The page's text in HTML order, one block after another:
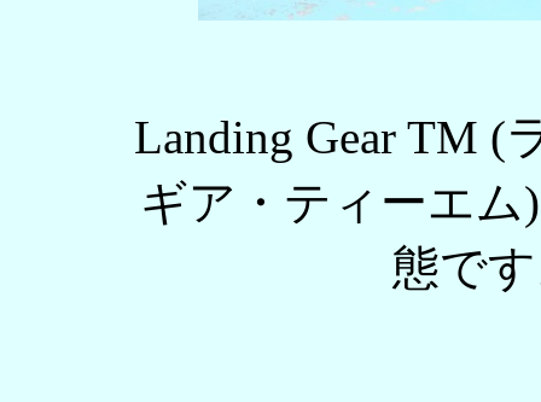
Landing Gear TM (
ギア・ティーエム
態で